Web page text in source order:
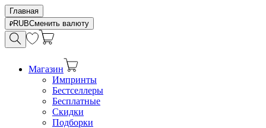
Главная
RUBСменить валюту
Магазин
Импринты
Бестселлеры
Бесплатные
Скидки
Подборки